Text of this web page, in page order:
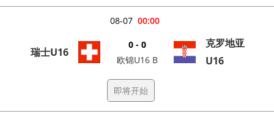
00:00
08-07
瑞士U16
0 - 0
欧锦U16 B
克罗地亚
U16
即将开始